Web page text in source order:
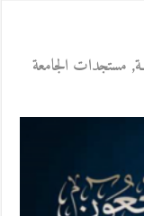
, مستجدات الجامعة